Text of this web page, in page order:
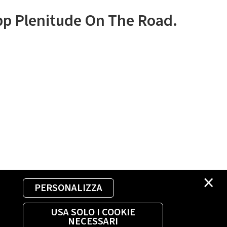
×
PERSONALIZZA
USA SOLO I COOKIE
NECESSARI
Plenitude On The Road.